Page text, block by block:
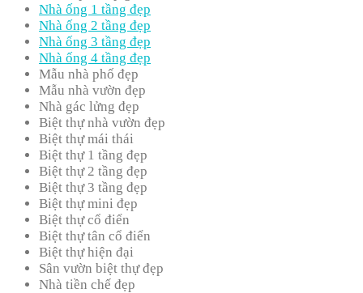
Nhà ống 1 tầng đẹp
Nhà ống 2 tầng đẹp
Nhà ống 3 tầng đẹp
Nhà ống 4 tầng đẹp
Mẫu nhà phố đẹp
Mẫu nhà vườn đẹp
Nhà gác lửng đẹp
Biệt thự nhà vườn đẹp
Biệt thự mái thái
Biệt thự 1 tầng đẹp
Biệt thự 2 tầng đẹp
Biệt thự 3 tầng đẹp
Biệt thự mini đẹp
Biệt thự cổ điển
Biệt thự tân cổ điển
Biệt thự hiện đại
Sân vườn biệt thự đẹp
Nhà tiền chế đẹp